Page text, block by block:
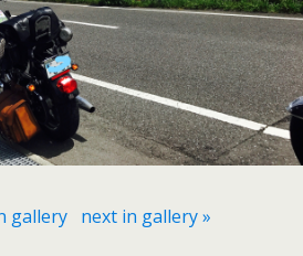
gallery next in gallery »